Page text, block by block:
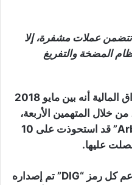
عملات مشفرة، إلا
المضخة والتفريغ
وأوضحت هيئة الرقابة على الأوراق المالية أنه بين مايو 2018
من خلال المتهمين الأربعة،
إعلانات تدعي زورا أن “Arbitrade” قد استحوذت على 10
عليها.
وزعموا أيضا أن الشركة تعتزم دعم كل رمز “DIG” تم إصداره